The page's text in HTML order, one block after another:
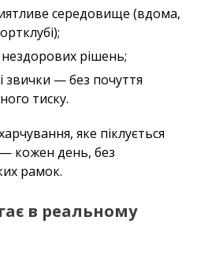
середовище (вдома,
рішень;
звички — без почуття
тиску.
яке піклується
кожен день, без
рамок.
в реальному